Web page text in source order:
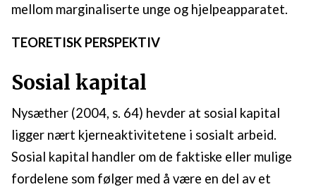
mellom marginaliserte unge og hjelpeapparatet.
TEORETISK PERSPEKTIV
Sosial kapital
Nysæther (2004, s. 64) hevder at sosial kapital
ligger nært kjerneaktivitetene i sosialt arbeid.
Sosial kapital handler om de faktiske eller mulige
fordelene som følger med å være en del av et